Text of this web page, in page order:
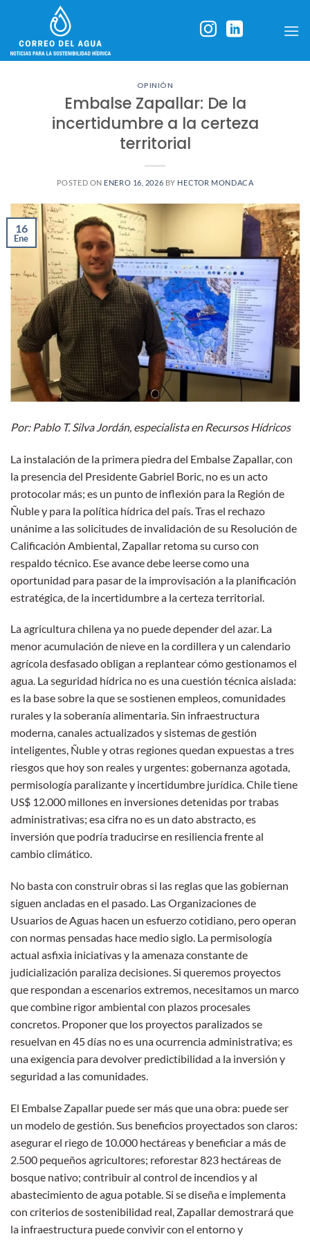
content
OPINIÓN
Embalse Zapallar: De la
incertidumbre a la certeza
territorial
POSTED ON ENERO 16, 2026 BY HECTOR MONDACA
16
Ene
Por: Pablo T. Silva Jordán, especialista en Recursos Hídricos
La instalación de la primera piedra del Embalse Zapallar, con
la presencia del Presidente Gabriel Boric, no es un acto
protocolar más; es un punto de inflexión para la Región de
Ñuble y para la política hídrica del país. Tras el rechazo
unánime a las solicitudes de invalidación de su Resolución de
Calificación Ambiental, Zapallar retoma su curso con
respaldo técnico. Ese avance debe leerse como una
oportunidad para pasar de la improvisación a la planificación
estratégica, de la incertidumbre a la certeza territorial.
La agricultura chilena ya no puede depender del azar. La
menor acumulación de nieve en la cordillera y un calendario
agrícola desfasado obligan a replantear cómo gestionamos el
agua. La seguridad hídrica no es una cuestión técnica aislada:
es la base sobre la que se sostienen empleos, comunidades
rurales y la soberanía alimentaria. Sin infraestructura
moderna, canales actualizados y sistemas de gestión
inteligentes, Ñuble y otras regiones quedan expuestas a tres
riesgos que hoy son reales y urgentes: gobernanza agotada,
permisología paralizante y incertidumbre jurídica. Chile tiene
US$ 12.000 millones en inversiones detenidas por trabas
administrativas; esa cifra no es un dato abstracto, es
inversión que podría traducirse en resiliencia frente al
cambio climático.
No basta con construir obras si las reglas que las gobiernan
siguen ancladas en el pasado. Las Organizaciones de
Usuarios de Aguas hacen un esfuerzo cotidiano, pero operan
con normas pensadas hace medio siglo. La permisología
actual asfixia iniciativas y la amenaza constante de
judicialización paraliza decisiones. Si queremos proyectos
que respondan a escenarios extremos, necesitamos un marco
que combine rigor ambiental con plazos procesales
concretos. Proponer que los proyectos paralizados se
resuelvan en 45 días no es una ocurrencia administrativa; es
una exigencia para devolver predictibilidad a la inversión y
seguridad a las comunidades.
El Embalse Zapallar puede ser más que una obra: puede ser
un modelo de gestión. Sus beneficios proyectados son claros:
asegurar el riego de 10.000 hectáreas y beneficiar a más de
2.500 pequeños agricultores; reforestar 823 hectáreas de
bosque nativo; contribuir al control de incendios y al
abastecimiento de agua potable. Si se diseña e implementa
con criterios de sostenibilidad real, Zapallar demostrará que
la infraestructura puede convivir con el entorno y